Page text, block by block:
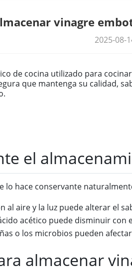
vinagre
2025-08-
de cocina utilizado para
que mantenga su calidad,
el
lo hace conservante
al aire y la luz puede alterar el
acético puede disminuir con
o los microbios pueden
almacenar